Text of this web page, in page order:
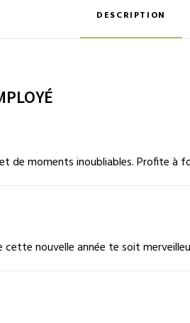
DESCRIPTION
de moments inoubliables. Profite à
cette nouvelle année te soit